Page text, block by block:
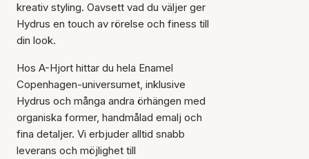
Artikeln har lagts till i
kreativ styling. Oavsett vad du väljer ger
Hydrus en touch av rörelse och finess till
din look.
Hos A-Hjort hittar du hela Enamel
Copenhagen-universumet, inklusive
Hydrus och många andra örhängen med
organiska former, handmålad emalj och
fina detaljer. Vi erbjuder alltid snabb
leverans och möjlighet till